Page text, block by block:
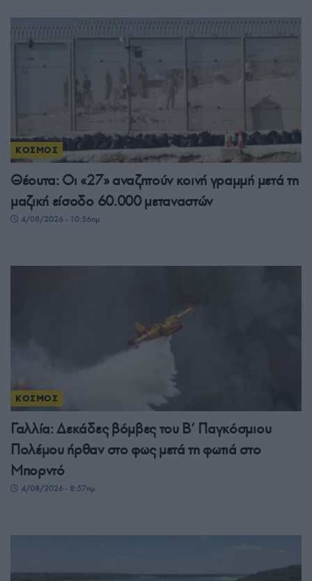
ΚΟΣΜΟΣ
Θέουτα: Οι «27» αναζητούν κοινή γραμμή μετά τη
μαζική είσοδο 60.000 μεταναστών
4/08/2026 - 10:56πμ
ΚΟΣΜΟΣ
Γαλλία: Δεκάδες βόμβες του Β’ Παγκόσμιου
Πολέμου ήρθαν στο φως μετά τη φωτιά στο
Μπορντό
4/08/2026 - 8:57πμ